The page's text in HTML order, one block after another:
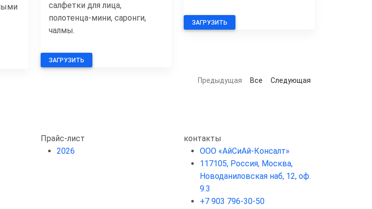
салфетки для лица,
полотенца-мини, саронги,
чалмы.
ЗАГРУЗИТЬ
ЗАГРУЗИТЬ
Предыдущая Все Следующая
Прайс-лист
2026
контакты
ООО «АйСиАй-Консалт»
117105, Россия, Москва,
Новоданиловская наб, 12, оф.
9.3
+7 903 796-30-50